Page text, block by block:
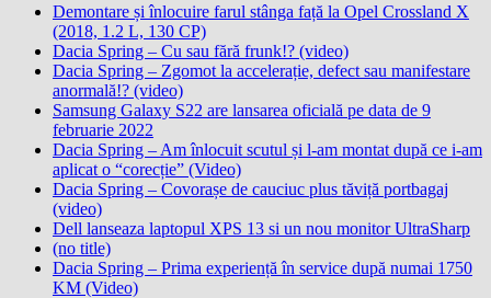
Demontare și înlocuire farul stânga față la Opel Crossland X
(2018, 1.2 L, 130 CP)
Dacia Spring – Cu sau fără frunk!? (video)
Dacia Spring – Zgomot la accelerație, defect sau manifestare
anormală!? (video)
Samsung Galaxy S22 are lansarea oficială pe data de 9
februarie 2022
Dacia Spring – Am înlocuit scutul și l-am montat după ce i-am
aplicat o “corecție” (Video)
Dacia Spring – Covorașe de cauciuc plus tăviță portbagaj
(video)
Dell lanseaza laptopul XPS 13 si un nou monitor UltraSharp
(no title)
Dacia Spring – Prima experiență în service după numai 1750
KM (Video)